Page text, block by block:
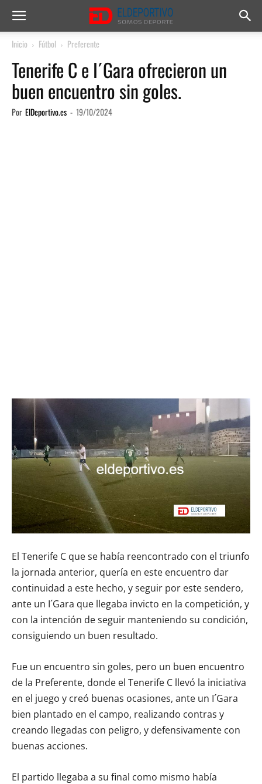
Inicio Fútbol Preferente
Tenerife C e I´Gara ofrecieron un
buen encuentro sin goles.
Por ElDeportivo.es - 19/10/2024
El Tenerife C que se había reencontrado con el triunfo
la jornada anterior, quería en este encuentro dar
continuidad a este hecho, y seguir por este sendero,
ante un I´Gara que llegaba invicto en la competición, y
con la intención de seguir manteniendo su condición,
consiguiendo un buen resultado.
Fue un encuentro sin goles, pero un buen encuentro
de la Preferente, donde el Tenerife C llevó la iniciativa
en el juego y creó buenas ocasiones, ante un I´Gara
bien plantado en el campo, realizando contras y
creando llegadas con peligro, y defensivamente con
buenas acciones.
El partido llegaba a su final como mismo había